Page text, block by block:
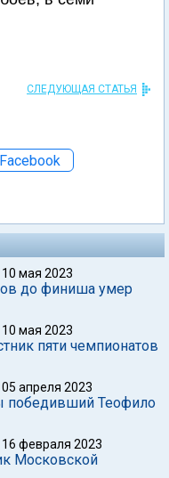
СЛЕДУЮЩАЯ СТАТЬЯ
Facebook
10 мая 2023
до финиша умер
10 мая 2023
пяти чемпионатов
05 апреля 2023
победивший Теофило
16 февраля 2023
Московской